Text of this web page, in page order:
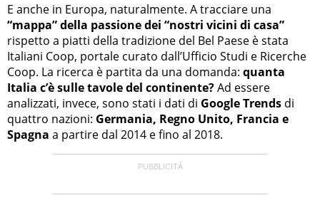
E anche in Europa, naturalmente. A tracciare una
“mappa” della passione dei “nostri vicini di casa”
rispetto a piatti della tradizione del Bel Paese è stata
Italiani Coop, portale curato dall’Ufficio Studi e Ricerche
Coop. La ricerca è partita da una domanda: quanta
Italia c’è sulle tavole del continente?Ad essere
analizzati, invece, sono stati i dati di Google Trends di
quattro nazioni: Germania, Regno Unito, Francia e
Spagna a partire dal 2014 e fino al 2018.